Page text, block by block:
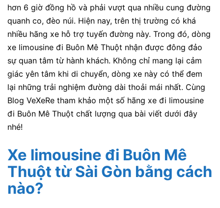
hơn 6 giờ đồng hồ và phải vượt qua nhiều cung đường
quanh co, đèo núi. Hiện nay, trên thị trường có khá
nhiều hãng xe hỗ trợ tuyến đường này. Trong đó, dòng
xe limousine đi Buôn Mê Thuột nhận được đông đảo
sự quan tâm từ hành khách. Không chỉ mang lại cảm
giác yên tâm khi di chuyển, dòng xe này có thể đem
lại những trải nghiệm đường dài thoải mái nhất. Cùng
Blog VeXeRe tham khảo một số hãng xe đi limousine
đi Buôn Mê Thuột chất lượng qua bài viết dưới đây
nhé!
Xe limousine đi Buôn Mê
Thuột từ Sài Gòn bằng cách
nào?